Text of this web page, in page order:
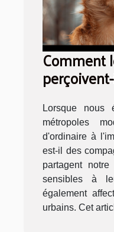
Comment
modernes
Lorsque nous
métropoles
d'ordinaire à
est-il des
partagent
sensibles à
également
urbains. Cet